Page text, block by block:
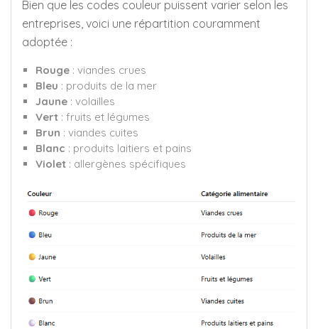
Bien que les codes couleur puissent varier selon les
entreprises, voici une répartition couramment
adoptée :
Rouge : viandes crues
Bleu : produits de la mer
Jaune : volailles
Vert : fruits et légumes
Brun : viandes cuites
Blanc : produits laitiers et pains
Violet : allergènes spécifiques